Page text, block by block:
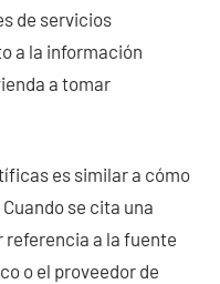
de servicios
a la información
a tomar
es similar a cómo
se cita una
referencia a la fuente
o el proveedor de